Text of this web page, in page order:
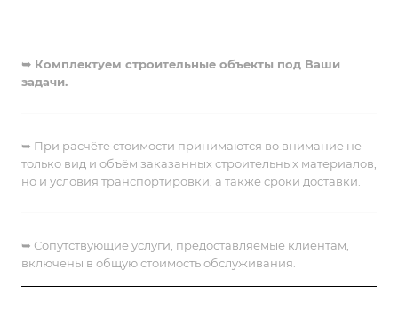
➥ Комплектуем строительные объекты под Ваши
задачи.
➥ При расчёте стоимости принимаются во внимание не
только вид и объём заказанных строительных материалов,
но и условия транспортировки, а также сроки доставки.
➥ Сопутствующие услуги, предоставляемые клиентам,
включены в общую стоимость обслуживания.